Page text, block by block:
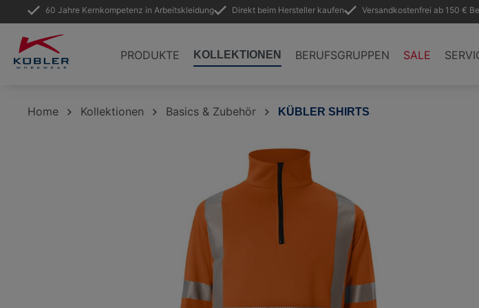
Zur Hauptnavigation springen
60 Jahre Kernkompetenz in Arbeitskleidung Direkt beim Hersteller kaufen Versandkostenfrei ab 150 €
PRODUKTE KOLLEKTIONEN BERUFSGRUPPEN SALE
Home Kollektionen Basics & Zubehör KÜBLER SHIRTS